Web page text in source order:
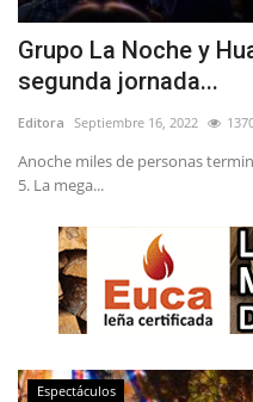
Grupo La Noche y
segunda jornada...
Editora Septiembre 16, 2022
Anoche miles de personas
5. La mega...
Espectáculos